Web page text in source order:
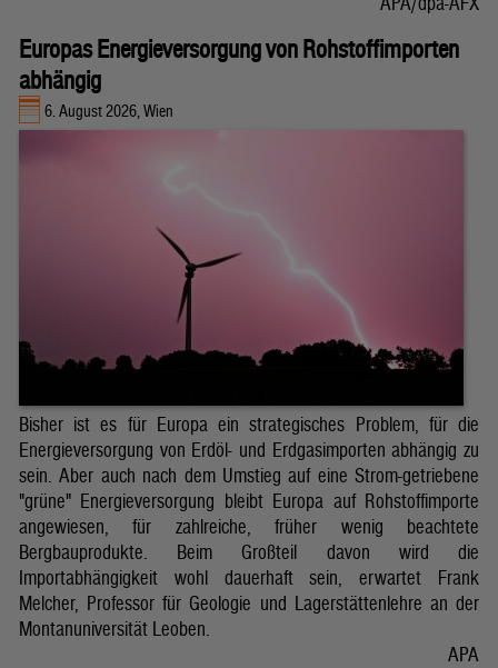
Europas Energieversorgung von Rohstoffimporten
abhängig
6. August 2026, Wien
Bisher ist es für Europa ein strategisches Problem, für die
Energieversorgung von Erdöl- und Erdgasimporten abhängig zu
sein. Aber auch nach dem Umstieg auf eine Strom-getriebene
"grüne" Energieversorgung bleibt Europa auf Rohstoffimporte
angewiesen, für zahlreiche, früher wenig beachtete
Bergbauprodukte. Beim Großteil davon wird die
Importabhängigkeit wohl dauerhaft sein, erwartet Frank
Melcher, Professor für Geologie und Lagerstättenlehre an der
Montanuniversität Leoben.
APA